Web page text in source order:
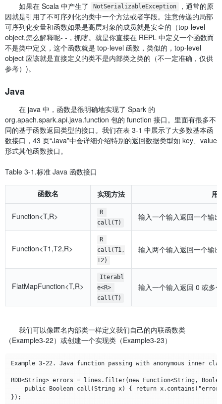
如果在 Scala 中产生了 NotSerializableException
，通常的原
因就是引用了不可序列化的类中一个方法或者字段。注意传递的局部
可序列化变量和函数如果是高层对象的成员就是安全的（top-level
object,怎么解释呢- -，抓瞎。就是你直接在 REPL 中定义一个函数而
不是类中定义，这个函数就是 top-level 函数，类似的，top-level
object 应该就是直接定义的类不是内部类之类的（不一定准确，仅供
参考）)。
Java
在 java 中，函数是很明确地实现了 Spark 的
org.apach.spark.api.java.function 包的 function 接口。里面有很多不
同的基于函数返回类型的接口。我们在表 3-1 中展示了大多数基本函
数接口，43 页“Java”中会详细介绍特别的返回数据类型如 key、value
形式其他函数接口。
Table 3-1.标准 Java 函数接口
函数名 实现方法 用
Function<T,R>
R
call(T)
输入一个输入返回一个输
Function<T1,T2,R>
R
call(T1,
T2)
输入两个输入返回一个输
FlatMapFunction<T,R>
Iterabl
e<R>
call(T)
输入一个输入返回 0 或多
我们可以像匿名内部类一样定义我们自己的内联函数类
（Example3-22）或创建一个实现类（Example3-23）
Example 3-22. Java function passing with anonymous inner
RDD<String> errors = lines.filter(new Function<String,
public Boolean call(String x) { return
});